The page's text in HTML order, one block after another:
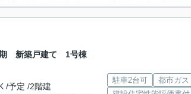
期 新築戸建て 1号棟
/予定 /2階建
駐車2台可 都市ガス